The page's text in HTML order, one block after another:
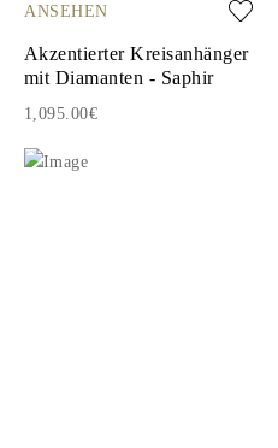
ANSEHEN
Akzentierter Kreisanhänger
mit Diamanten - Saphir
1,095.00€